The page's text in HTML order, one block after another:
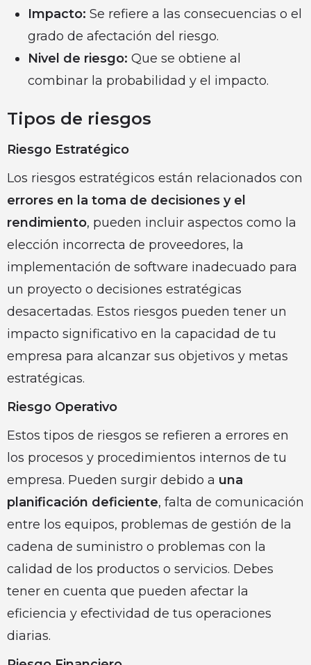
Impacto: Se refiere a las consecuencias o el
grado de afectación del riesgo.
Nivel de riesgo: Que se obtiene al
combinar la probabilidad y el impacto.
Tipos de riesgos
Riesgo Estratégico
Los riesgos estratégicos están relacionados con
errores en la toma de decisiones y el
rendimiento, pueden incluir aspectos como la
elección incorrecta de proveedores, la
implementación de software inadecuado para
un proyecto o decisiones estratégicas
desacertadas. Estos riesgos pueden tener un
impacto significativo en la capacidad de tu
empresa para alcanzar sus objetivos y metas
estratégicas.
Riesgo Operativo
Estos tipos de riesgos se refieren a errores en
los procesos y procedimientos internos de tu
empresa. Pueden surgir debido a una
planificación deficiente, falta de comunicación
entre los equipos, problemas de gestión de la
cadena de suministro o problemas con la
calidad de los productos o servicios. Debes
tener en cuenta que pueden afectar la
eficiencia y efectividad de tus operaciones
diarias.